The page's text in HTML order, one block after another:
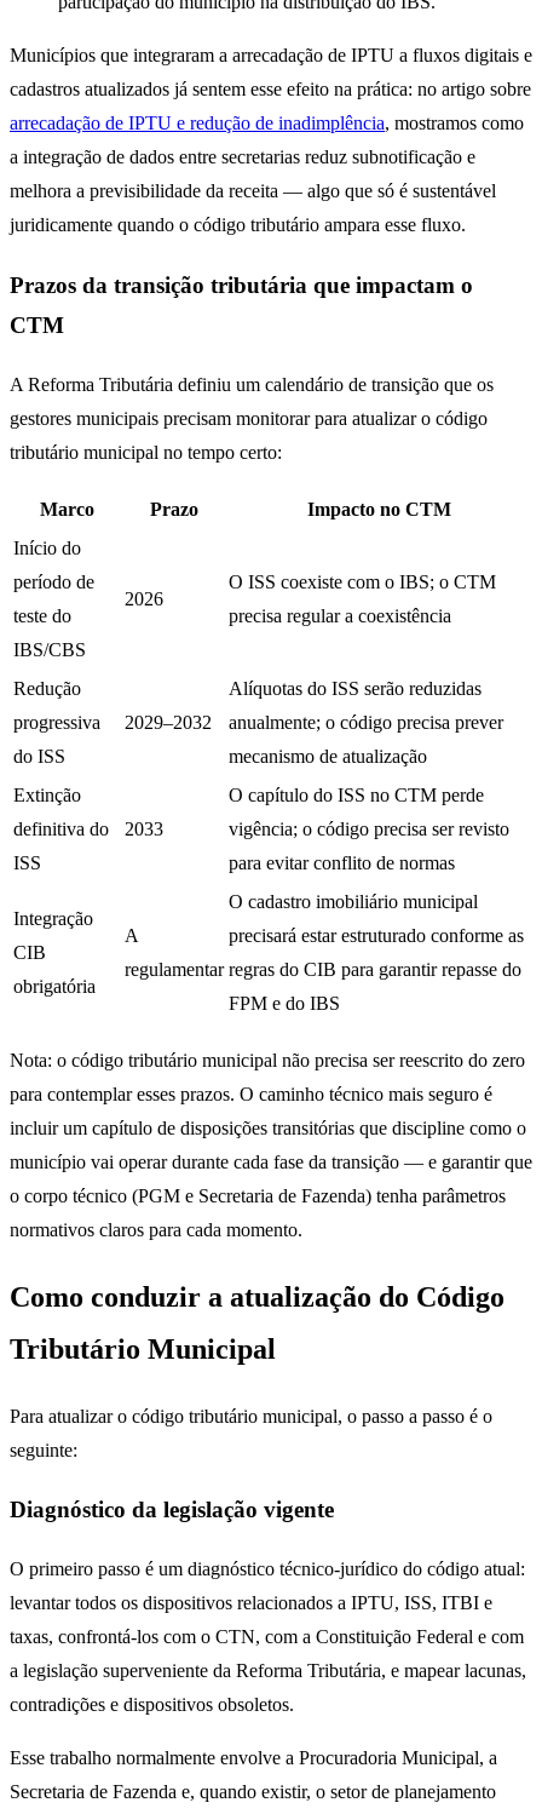
Municípios que integraram a arrecadação de IPTU a fluxos digitais e
cadastros atualizados já sentem esse efeito na prática: no artigo sobre
arrecadação de IPTU e redução de inadimplência, mostramos como
a integração de dados entre secretarias reduz subnotificação e
melhora a previsibilidade da receita — algo que só é sustentável
juridicamente quando o código tributário ampara esse fluxo.
Prazos da transição tributária que impactam o
CTM
A Reforma Tributária definiu um calendário de transição que os
gestores municipais precisam monitorar para atualizar o código
tributário municipal no tempo certo:
Marco Prazo
Impacto no CTM
Início do
período de
teste do
IBS/CBS
2026
O ISS coexiste com o IBS; o CTM
precisa regular a coexistência
Redução
progressiva
do ISS
2029–2032
Alíquotas do ISS serão reduzidas
anualmente; o código precisa prever
mecanismo de atualização
Extinção
definitiva do
ISS
2033
O capítulo do ISS no CTM perde
vigência; o código precisa ser revisto
para evitar conflito de normas
Integração
CIB
obrigatória
A
regulamentar
O cadastro imobiliário municipal
precisará estar estruturado conforme as
regras do CIB para garantir repasse do
FPM e do IBS
Nota: o código tributário municipal não precisa ser reescrito do zero
para contemplar esses prazos. O caminho técnico mais seguro é
incluir um capítulo de disposições transitórias que discipline como o
município vai operar durante cada fase da transição — e garantir que
o corpo técnico (PGM e Secretaria de Fazenda) tenha parâmetros
normativos claros para cada momento.
Como conduzir a atualização do Código
Tributário Municipal
Para atualizar o código tributário municipal, o passo a passo é o
seguinte:
Diagnóstico da legislação vigente
O primeiro passo é um diagnóstico técnico-jurídico do código atual:
levantar todos os dispositivos relacionados a IPTU, ISS, ITBI e
taxas, confrontá-los com o CTN, com a Constituição Federal e com
a legislação superveniente da Reforma Tributária, e mapear lacunas,
contradições e dispositivos obsoletos.
Esse trabalho normalmente envolve a Procuradoria Municipal, a
Secretaria de Fazenda e, quando existir, o setor de planejamento